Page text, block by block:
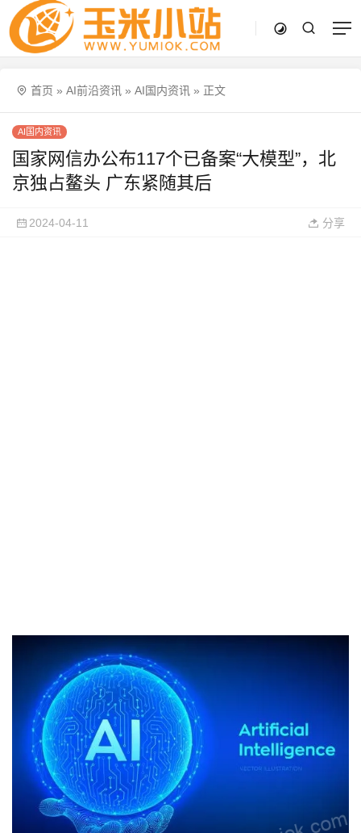
首页 » AI前沿资讯 » AI国内资讯 » 正文
AI国内资讯
国家网信办公布117个已备案“大模型”，北
京独占鳌头 广东紧随其后
2024-04-11 分享